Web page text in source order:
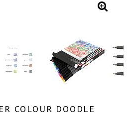
COLOUR DOODLE